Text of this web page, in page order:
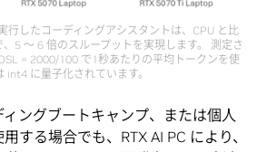
行したコーディングアシスタントは、CPU と比
5 ～ 6 倍のスループットを実現します。 測定さ
= 2000/100 で1秒あたりの平均トークンを使
に量子化されています。
ングブートキャンプ、または個人
する場合でも、RTX AI PC により、